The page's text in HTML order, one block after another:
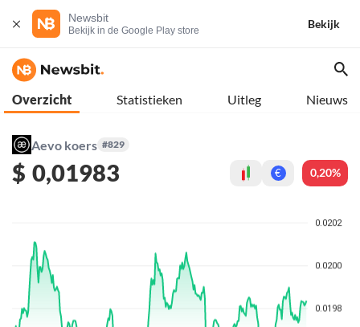
Newsbit
Bekijk in de Google Play store
Bekijk
Overzicht Statistieken Uitleg Nieuws
Aevo koers #829
$ 0,01983 € 0,20%